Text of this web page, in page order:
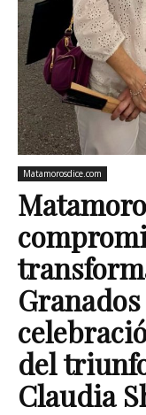
Matamorosdice.com
del
Claudia